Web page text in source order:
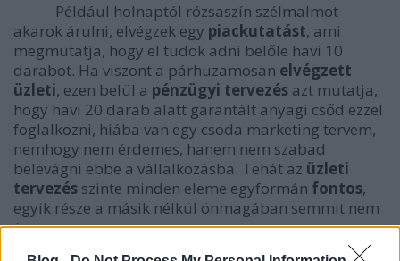
Például holnaptól rózsaszín szélmalmot
akarok árulni, elvégzek egy piackutatást, ami
megmutatja, hogy el tudok adni belőle havi 10
darabot. Ha viszont a párhuzamosan elvégzett
üzleti, ezen belül a pénzügyi tervezés azt mutatja,
hogy havi 20 darab alatt garantált anyagi csőd ezzel
foglalkozni, hiába van egy csoda marketing tervem,
nemhogy nem érdemes, hanem nem szabad
belevágni ebbe a vállalkozásba. Tehát az üzleti
tervezés szinte minden eleme egyformán fontos,
egyik része a másik nélkül önmagában semmit nem
ér.